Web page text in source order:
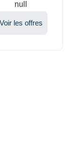
SOLUTIONS
S.A.R.L
Voir les offres